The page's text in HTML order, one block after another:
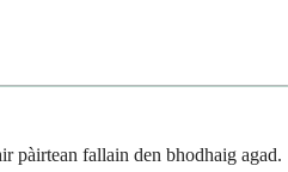
pàirtean fallain den bhodhaig agad.